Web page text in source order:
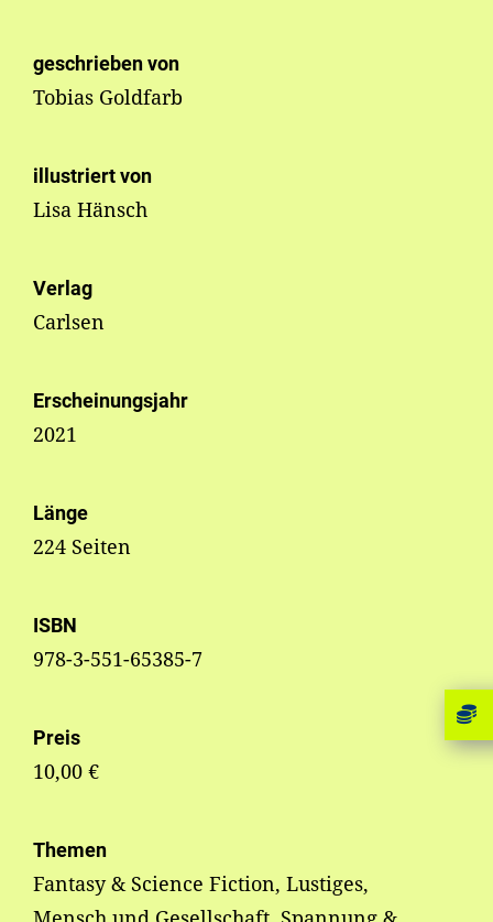
geschrieben von
Tobias Goldfarb
illustriert von
Lisa Hänsch
Verlag
Carlsen
Erscheinungsjahr
2021
Länge
224 Seiten
ISBN
978-3-551-65385-7
Preis
10,00 €
Themen
Fantasy & Science Fiction, Lustiges,